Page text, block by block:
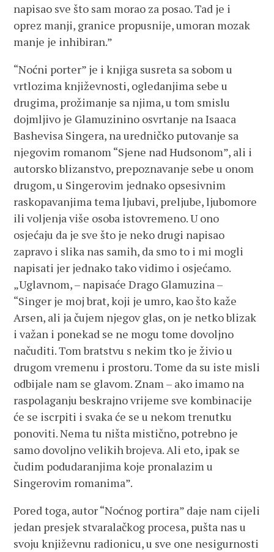
napisao sve što sam morao za posao. Tad je i
oprez manji, granice propusnije, umoran mozak
manje je inhibiran.”
“Noćni porter” je i knjiga susreta sa sobom u
vrtlozima književnosti, ogledanjima sebe u
drugima, prožimanje sa njima, u tom smislu
dojmljivo je Glamuzinino osvrtanje na Isaaca
Bashevisa Singera, na uredničko putovanje sa
njegovim romanom “Sjene nad Hudsonom”, ali i
autorsko blizanstvo, prepoznavanje sebe u onom
drugom, u Singerovim jednako opsesivnim
raskopavanjima tema ljubavi, preljube, ljubomore
ili voljenja više osoba istovremeno. U ono
osjećaju da je sve što je neko drugi napisao
zapravo i slika nas samih, da smo to i mi mogli
napisati jer jednako tako vidimo i osjećamo.
„Uglavnom, – napisaće Drago Glamuzina –
“Singer je moj brat, koji je umro, kao što kaže
Arsen, ali ja čujem njegov glas, on je netko blizak
i važan i ponekad se ne mogu tome dovoljno
načuditi. Tom bratstvu s nekim tko je živio u
drugom vremenu i prostoru. Tome da su iste misli
odbijale nam se glavom. Znam – ako imamo na
raspolaganju beskrajno vrijeme sve kombinacije
će se iscrpiti i svaka će se u nekom trenutku
ponoviti. Nema tu ništa mistično, potrebno je
samo dovoljno velikih brojeva. Ali eto, ipak se
čudim podudaranjima koje pronalazim u
Singerovim romanima”.
Pored toga, autor “Noćnog portira” daje nam cijeli
jedan presjek stvaralačkog procesa, pušta nas u
svoju književnu radionicu, u sve one nesigurnosti